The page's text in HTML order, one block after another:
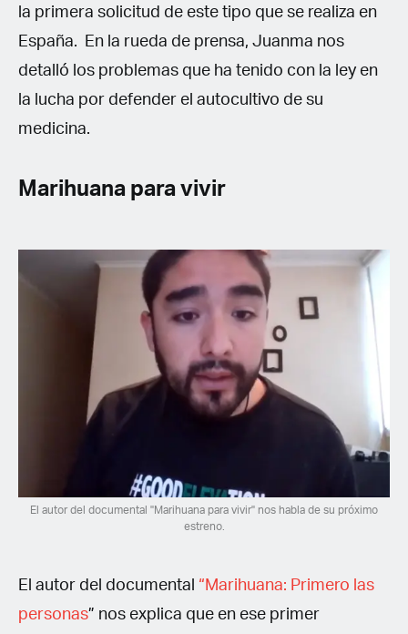
la primera solicitud de este tipo que se realiza en
España. En la rueda de prensa, Juanma nos
detalló los problemas que ha tenido con la ley en
la lucha por defender el autocultivo de su
medicina.
Marihuana para vivir
El autor del documental "Marihuana para vivir" nos habla de su próximo
estreno.
El autor del documental “Marihuana: Primero las
personas” nos explica que en ese primer